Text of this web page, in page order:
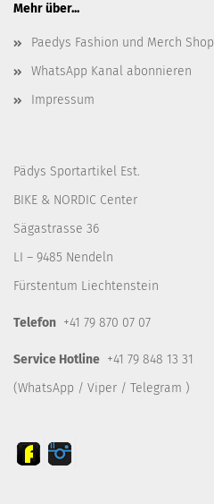
Mehr über...
Paedys Fashion und Merch Shop
WhatsApp Kanal abonnieren
Impressum
Pädys Sportartikel Est.
BIKE & NORDIC Center
Sägastrasse 36
LI – 9485 Nendeln
Fürstentum Liechtenstein
Telefon +41 79 870 07 07
Service Hotline +41 79 848 13 31
(WhatsApp / Viper / Telegram )